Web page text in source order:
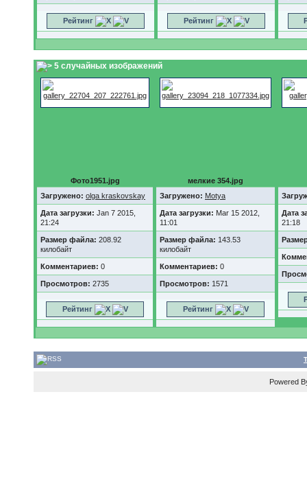
Рейтинг Рейтинг
5 случайных изображений
Фото1951.jpg
Загружено: olga kraskovskay
Дата загрузки: Jan 7 2015,
21:24
Размер файла: 208.92
килобайт
Комментариев: 0
Просмотров: 2735
Рейтинг
мелкие 354.jpg
Загружено: Motya
Дата загрузки: Mar 15 2012,
11:01
Размер файла: 143.53
килобайт
Комментариев: 0
Просмотров: 1571
Рейтинг
Дата
21:18
Powered